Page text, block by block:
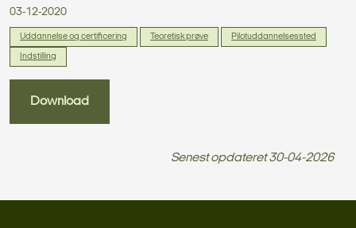
03-12-2020
Uddannelse og certificering Teoretisk prøve Pilotuddannelsessted
Indstilling
Download
Senest opdateret30-04-2026